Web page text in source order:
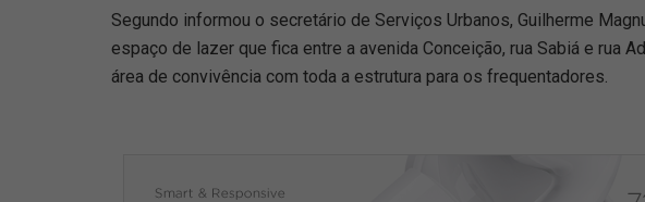
Segundo informou o secretário de Serviços Urbanos, Guilherme
espaço de lazer que fica entre a avenida Conceição, rua Sabiá e rua
área de convivência com toda a estrutura para os frequentadores.